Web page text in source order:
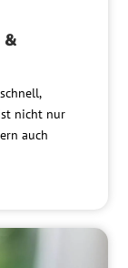
nicht nur
auch